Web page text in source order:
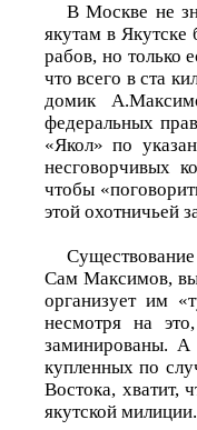
В Москве не
якутам в
рабов, но только
что всего в ста
домик
федеральных
«Якол» по
несговорчивых
чтобы
этой охотничьей
Существование
Сам Максимов,
организует им
несмотря на
заминированы. А
купленных по
Востока, хватит,
якутской милиции.